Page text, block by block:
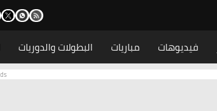
فيديوهات مباريات البطولات والدوريات